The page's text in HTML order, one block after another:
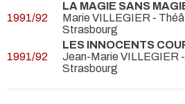
1991/92
LA MAGIE SANS
Marie VILLEGIER -
Strasbourg
1991/92
LES INNOCENTS
Jean-Marie VILLEGIER
Strasbourg